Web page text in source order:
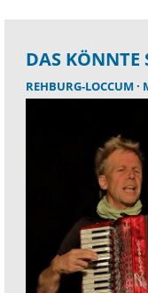
DAS KÖNNTE
REHBURG-LOCCUM